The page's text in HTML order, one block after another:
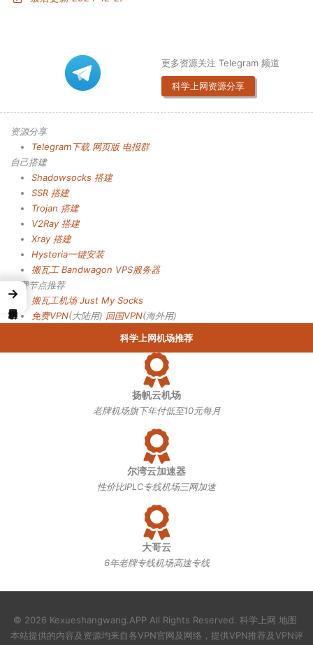
更多资源关注 Telegram 频道
科学上网资源分享
资源分享
Telegram下载 网页版 电报群
自己搭建
Shadowsocks 搭建
SSR 搭建
Trojan 搭建
V2Ray 搭建
Xray 搭建
Hysteria一键安装
搬瓦工 Bandwagon VPS服务器
付费节点推荐
搬瓦工机场 Just My Socks
免费VPN(大陆用) 回国VPN(海外用)
科学上网机场推荐
扬帆云机场
老牌机场旗下年付低至10元每月
尔湾云加速器
性价比IPLC专线机场三网加速
大哥云
6年老牌专线机场高速专线
© 2026 Kexueshangwang.APP All Rights Reserved. 科学上网 地图
本站提供的内容及资源均来自各VPN官网及网络，提供VPN推荐及 VPN评
→